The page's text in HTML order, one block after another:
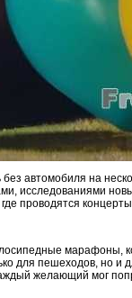
автомобиля на
исследованиями
проводятся
марафоны,
для пешеходов, но и
желающий мог